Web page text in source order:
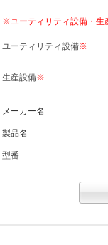
※ユーティリティ設備・生
ユーティリティ設備※
生産設備※
メーカー名
製品名
型番